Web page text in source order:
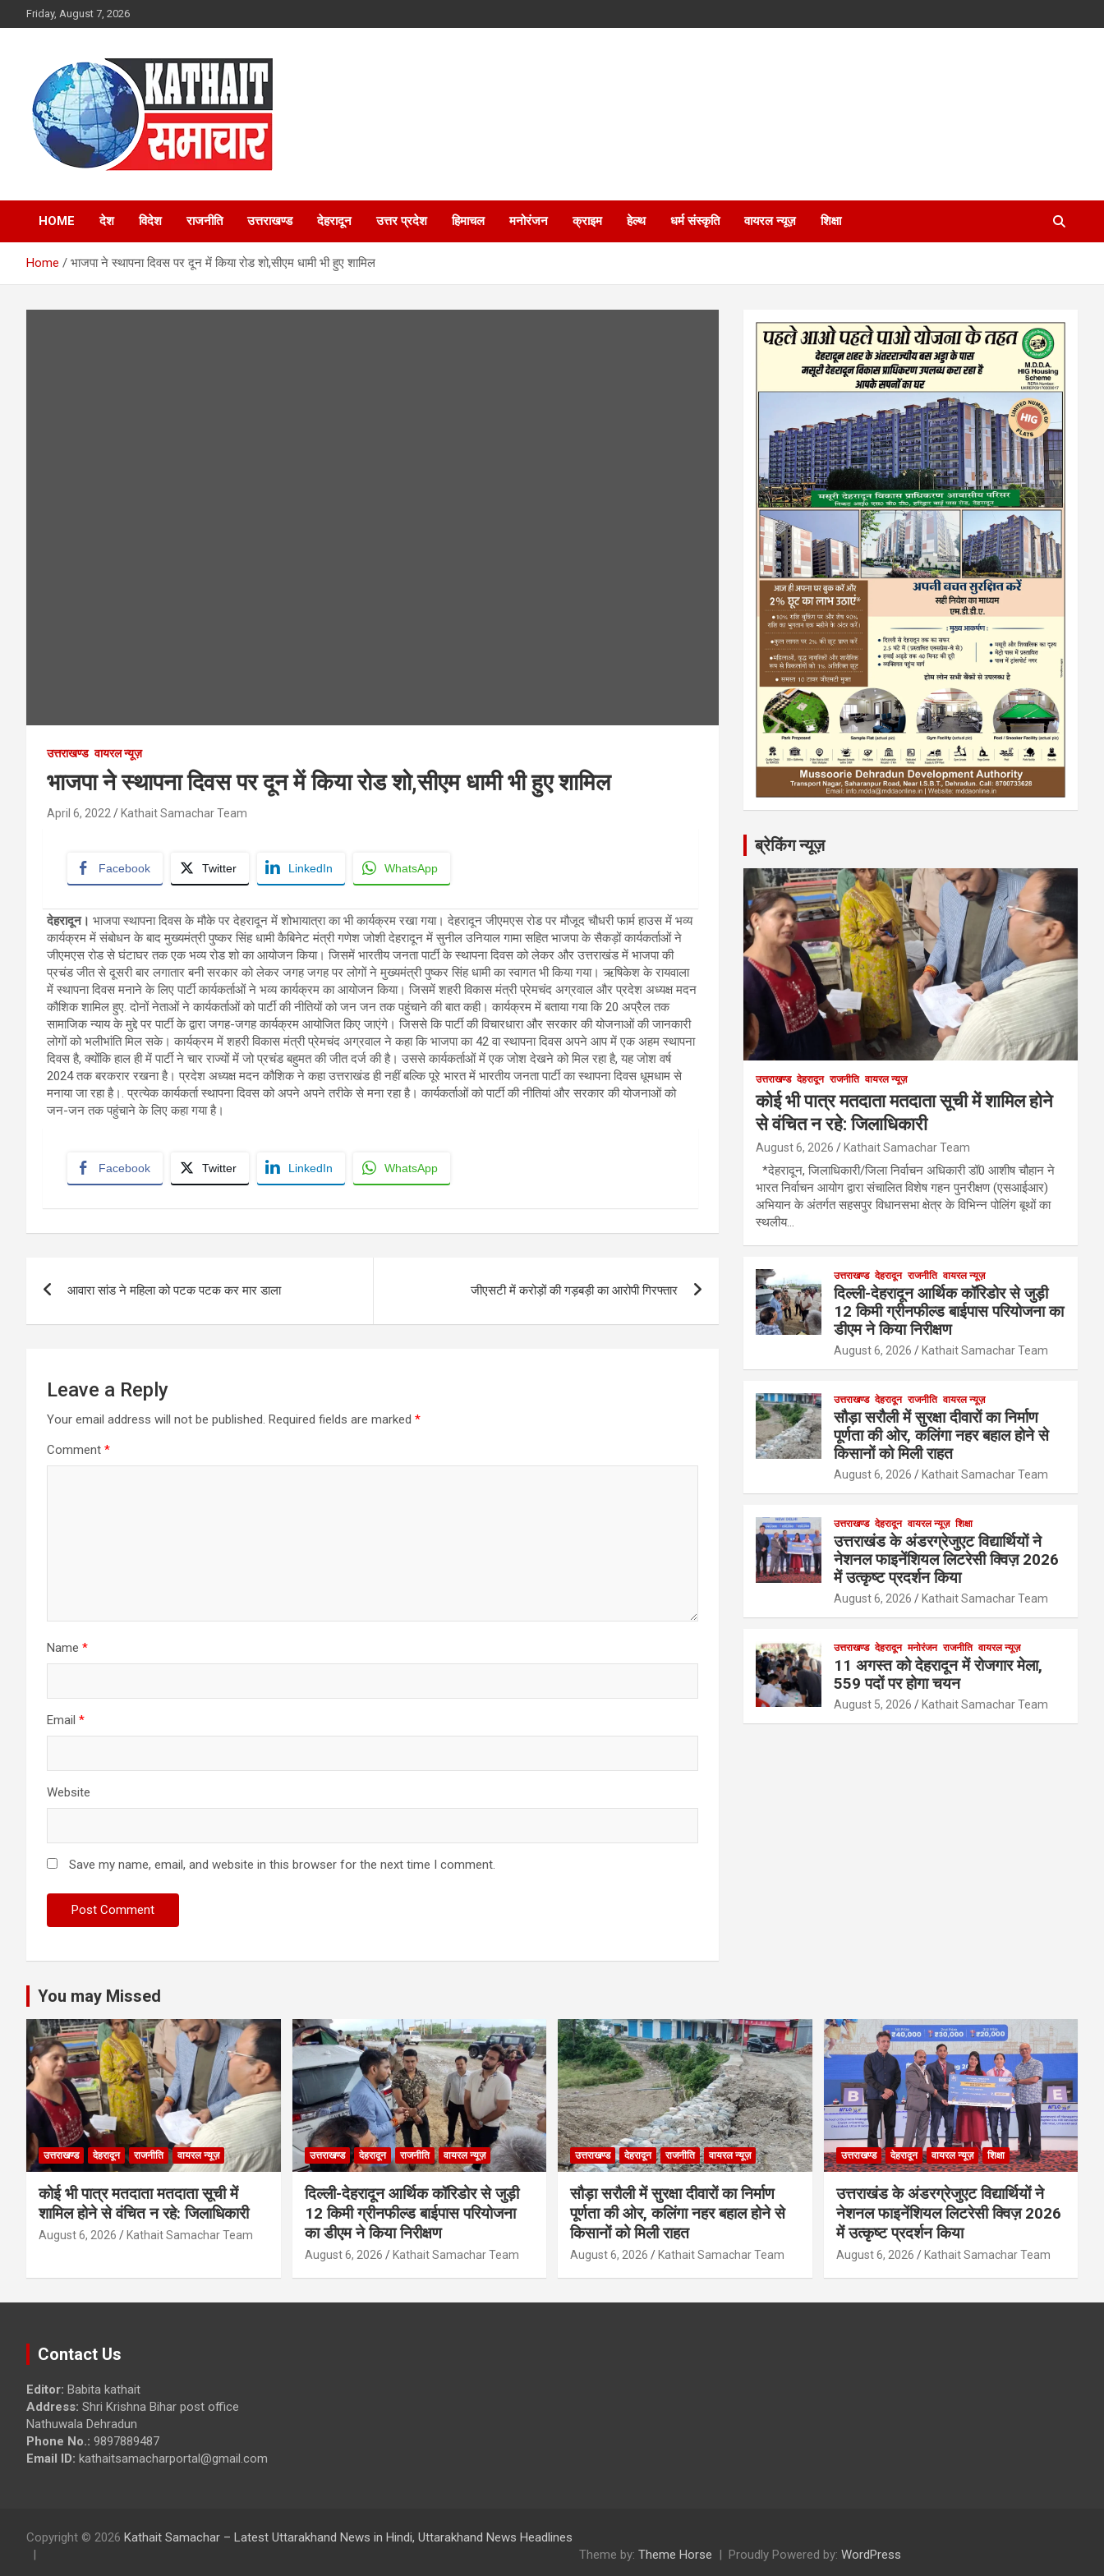
to
Friday, August 7, 2026
Kathait Samachar –
Latest Uttarakhand
News in Hindi,
HOME देश विदेश राजनीति उत्तराखण्ड देहरादून उत्तर प्रदेश हिमाचल मनोरंजन क्राइम हेल्थ धर्म संस्कृति वायरल न्यूज़ शिक्षा
Home भाजपा ने स्थापना दिवस पर दून में किया रोड शो,सीएम धामी भी हुए शामिल
उत्तराखण्ड वायरल न्यूज़
भाजपा ने स्थापना दिवस पर दून में किया रोड शो,सीएम धामी भी हुए शामिल
April 6, 2022 Kathait Samachar Team
Facebook Twitter LinkedIn WhatsApp
देहरादून। भाजपा स्थापना दिवस के मौके पर देहरादून में शोभायात्रा का भी कार्यक्रम रखा गया। देहरादून जीएमएस रोड पर मौजूद चौधरी फार्म हाउस में भव्य
कार्यक्रम में संबोधन के बाद मुख्यमंत्री पुष्कर सिंह धामी कैबिनेट मंत्री गणेश जोशी देहरादून में सुनील उनियाल गामा सहित भाजपा के सैकड़ों कार्यकर्ताओं ने
जीएमएस रोड से घंटाघर तक एक भव्य रोड शो का आयोजन किया। जिसमें भारतीय जनता पार्टी के स्थापना दिवस को लेकर और उत्तराखंड में भाजपा की
प्रचंड जीत से दूसरी बार लगातार बनी सरकार को लेकर जगह जगह पर लोगों ने मुख्यमंत्री पुष्कर सिंह धामी का स्वागत भी किया गया। ऋषिकेश के रायवाला
में स्थापना दिवस मनाने के लिए पार्टी कार्यकर्ताओं ने भव्य कार्यक्रम का आयोजन किया। जिसमें शहरी विकास मंत्री प्रेमचंद अग्रवाल और प्रदेश अध्यक्ष मदन
कौशिक शामिल हुए. दोनों नेताओं ने कार्यकर्ताओं को पार्टी की नीतियों को जन जन तक पहुंचाने की बात कही। कार्यक्रम में बताया गया कि 20 अप्रैल तक
सामाजिक न्याय के मुद्दे पर पार्टी के द्वारा जगह-जगह कार्यक्रम आयोजित किए जाएंगे। जिससे कि पार्टी की विचारधारा और सरकार की योजनाओं की जानकारी
लोगों को भलीभांति मिल सके। कार्यक्रम में शहरी विकास मंत्री प्रेमचंद अग्रवाल ने कहा कि भाजपा का 42 वा स्थापना दिवस अपने आप में एक अहम स्थापना
दिवस है, क्योंकि हाल ही में पार्टी ने चार राज्यों में जो प्रचंड बहुमत की जीत दर्ज की है। उससे कार्यकर्ताओं में एक जोश देखने को मिल रहा है, यह जोश वर्ष
2024 तक बरकरार रखना है। प्रदेश अध्यक्ष मदन कौशिक ने कहा उत्तराखंड ही नहीं बल्कि पूरे भारत में भारतीय जनता पार्टी का स्थापना दिवस धूमधाम से
मनाया जा रहा है।. प्रत्येक कार्यकर्ता स्थापना दिवस को अपने अपने तरीके से मना रहा है। कार्यकर्ताओं को पार्टी की नीतियां और सरकार की योजनाओं को
जन-जन तक पहुंचाने के लिए कहा गया है।
Facebook Twitter LinkedIn WhatsApp
आवारा सांड ने महिला को पटक पटक कर मार डाला जीएसटी में करोड़ों की गड़बड़ी का आरोपी गिरफ्तार
Leave a Reply
Your email address will not be published. Required fields are marked *
Comment *
Name *
Email *
Website
Save my name, email, and website in this browser for the next time I comment.
ब्रेकिंग न्यूज़
उत्तराखण्ड देहरादून राजनीति वायरल न्यूज़
कोई भी पात्र मतदाता मतदाता सूची में शामिल होने
से वंचित न रहे: जिलाधिकारी
August 6, 2026 Kathait Samachar Team
*देहरादून, जिलाधिकारी/जिला निर्वाचन अधिकारी डॉ0 आशीष चौहान ने
भारत निर्वाचन आयोग द्वारा संचालित विशेष गहन पुनरीक्षण (एसआईआर)
अभियान के अंतर्गत सहसपुर विधानसभा क्षेत्र के विभिन्न पोलिंग बूथों का
स्थलीय…
उत्तराखण्ड देहरादून राजनीति वायरल न्यूज़
दिल्ली-देहरादून आर्थिक कॉरिडोर से जुड़ी
12 किमी ग्रीनफील्ड बाईपास परियोजना का
डीएम ने किया निरीक्षण
August 6, 2026 Kathait Samachar Team
उत्तराखण्ड देहरादून राजनीति वायरल न्यूज़
सौड़ा सरौली में सुरक्षा दीवारों का निर्माण
पूर्णता की ओर, कलिंगा नहर बहाल होने से
किसानों को मिली राहत
August 6, 2026 Kathait Samachar Team
उत्तराखण्ड देहरादून वायरल न्यूज़ शिक्षा
उत्तराखंड के अंडरग्रेजुएट विद्यार्थियों ने
नेशनल फाइनेंशियल लिटरेसी क्विज़ 2026
में उत्कृष्ट प्रदर्शन किया
August 6, 2026 Kathait Samachar Team
उत्तराखण्ड देहरादून मनोरंजन राजनीति वायरल न्यूज़
11 अगस्त को देहरादून में रोजगार मेला,
559 पदों पर होगा चयन
August 5, 2026 Kathait Samachar Team
You may Missed
उत्तराखण्ड देहरादून राजनीति वायरल न्यूज़
कोई भी पात्र मतदाता मतदाता सूची में
शामिल होने से वंचित न रहे: जिलाधिकारी
August 6, 2026 Kathait Samachar Team
उत्तराखण्ड देहरादून राजनीति वायरल न्यूज़
दिल्ली-देहरादून आर्थिक कॉरिडोर से जुड़ी
12 किमी ग्रीनफील्ड बाईपास परियोजना
का डीएम ने किया निरीक्षण
August 6, 2026 Kathait Samachar Team
उत्तराखण्ड देहरादून राजनीति वायरल न्यूज़
सौड़ा सरौली में सुरक्षा दीवारों का निर्माण
पूर्णता की ओर, कलिंगा नहर बहाल होने से
किसानों को मिली राहत
August 6, 2026 Kathait Samachar Team
उत्तराखण्ड देहरादून वायरल न्यूज़ शिक्षा
उत्तराखंड के अंडरग्रेजुएट विद्यार्थियों ने
नेशनल फाइनेंशियल लिटरेसी क्विज़ 2026
में उत्कृष्ट प्रदर्शन किया
August 6, 2026 Kathait Samachar Team
Contact Us
Editor: Babita kathait
Address: Shri Krishna Bihar post office
Nathuwala Dehradun
Phone No.: 9897889487
Email ID: kathaitsamacharportal@gmail.com
Copyright © 2026 Kathait Samachar – Latest Uttarakhand News in Hindi, Uttarakhand News Headlines
Theme by: Theme Horse Proudly Powered by: WordPress